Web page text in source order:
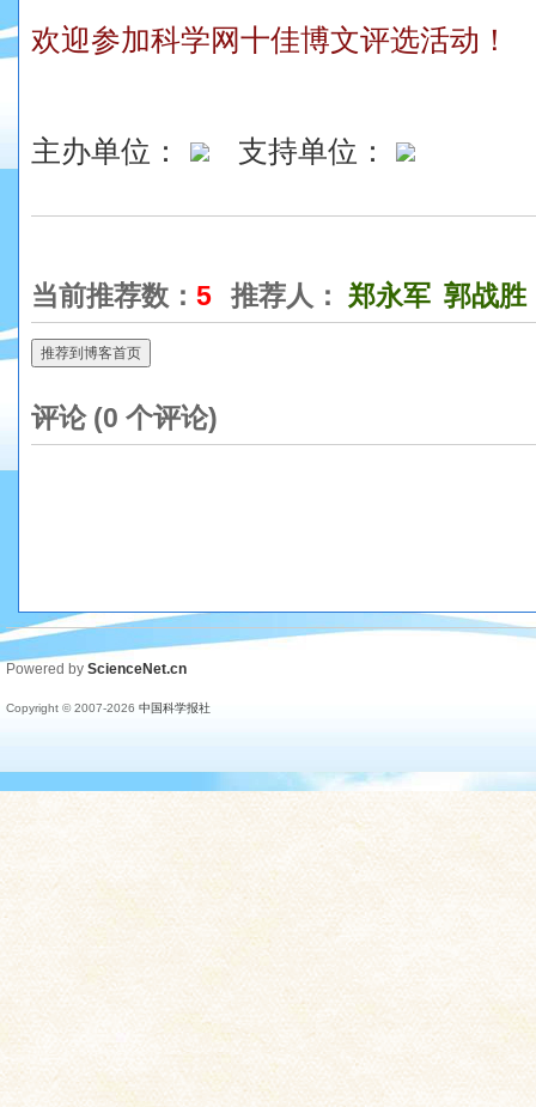
欢迎参加科学网十佳博文评选活动！
主办单位： 支持单位：
当前推荐数： 5 推荐人： 郑永军 郭战胜
推荐到博客首页
评论 (0 个评论)
Powered by ScienceNet.cn
Copyright © 2007-2026 中国科学报社